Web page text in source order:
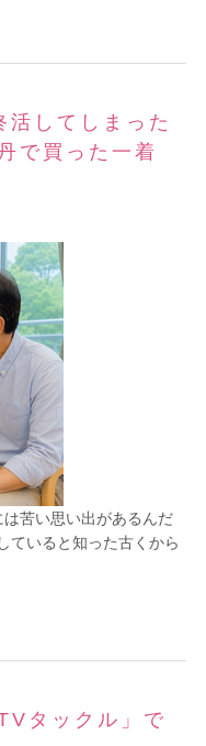
活してしまった
で買った一着
思い出があるんだ
ていると知った古くから
タックル」で